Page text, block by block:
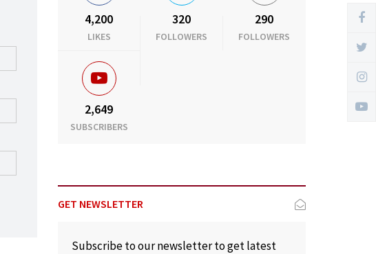
4,200
LIKES
320
FOLLOWERS
290
FOLLOWERS
2,649
SUBSCRIBERS
GET NEWSLETTER
Subscribe to our newsletter to get latest